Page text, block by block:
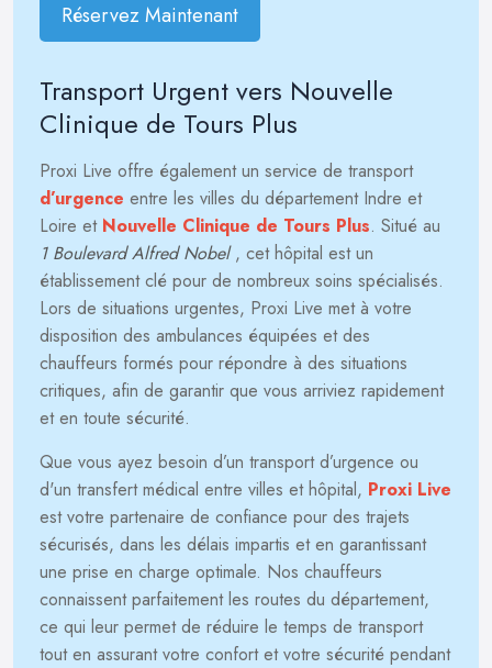
Réservez Maintenant
Transport Urgent vers Nouvelle
Clinique de Tours Plus
Proxi Live offre également un service de transport
d’urgence entre les villes du département Indre et
Loire et Nouvelle Clinique de Tours Plus. Situé au
1 Boulevard Alfred Nobel, cet hôpital est un
établissement clé pour de nombreux soins spécialisés.
Lors de situations urgentes, Proxi Live met à votre
disposition des ambulances équipées et des
chauffeurs formés pour répondre à des situations
critiques, afin de garantir que vous arriviez rapidement
et en toute sécurité.
Que vous ayez besoin d’un transport d’urgence ou
d'un transfert médical entre villes et hôpital, Proxi Live
est votre partenaire de confiance pour des trajets
sécurisés, dans les délais impartis et en garantissant
une prise en charge optimale. Nos chauffeurs
connaissent parfaitement les routes du département,
ce qui leur permet de réduire le temps de transport
tout en assurant votre confort et votre sécurité pendant